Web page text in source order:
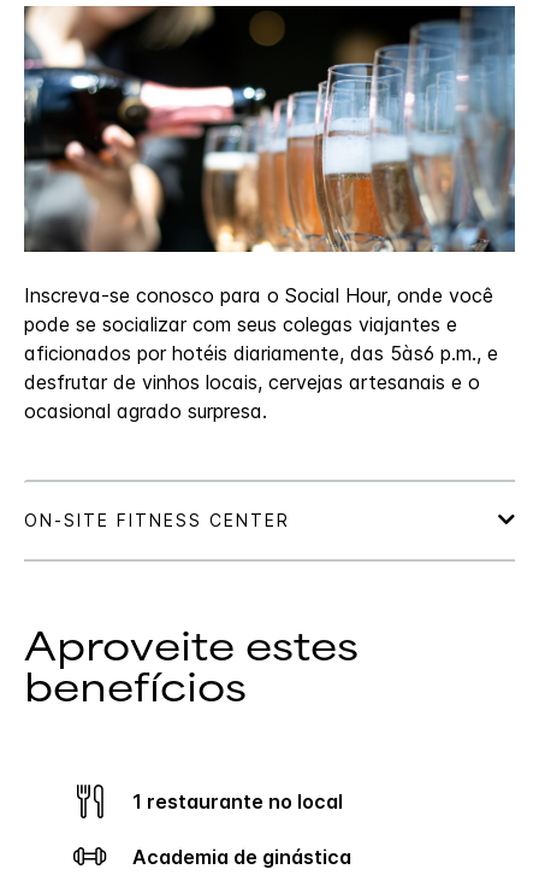
Inscreva-se conosco para o Social Hour, onde você
pode se socializar com seus colegas viajantes e
aficionados por hotéis diariamente, das 5às6 p.m., e
desfrutar de vinhos locais, cervejas artesanais e o
ocasional agrado surpresa.
Aproveite estes
benefícios
1 restaurante no local
Academia de ginástica